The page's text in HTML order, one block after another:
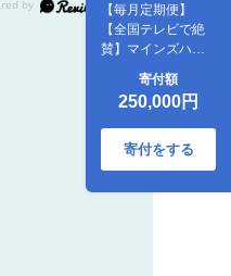
【毎月定期便】
【全国テレビで絶
賛】マインズハン
全12回【配送不可
地域：離島】
寄付額
250,000円
寄付をする